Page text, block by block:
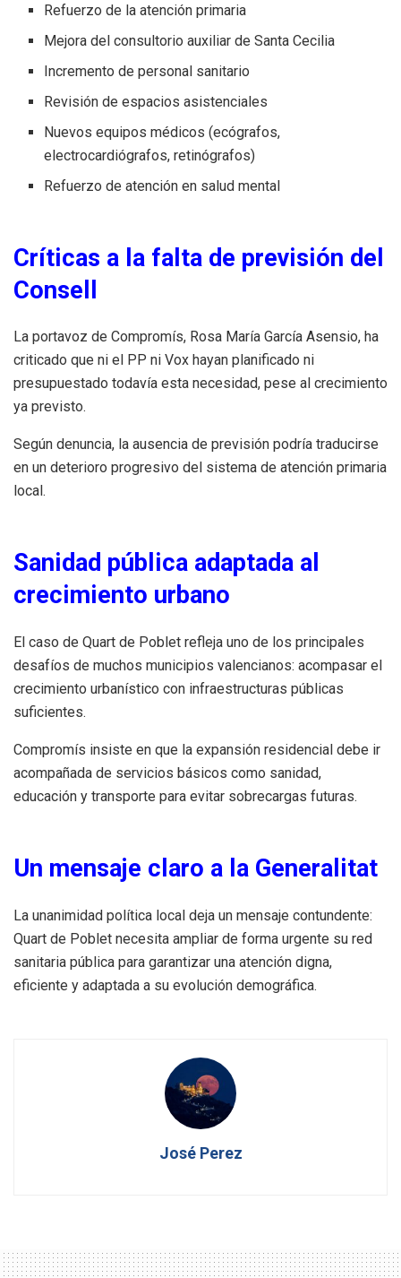
Refuerzo de la atención primaria
Mejora del consultorio auxiliar de Santa Cecilia
Incremento de personal sanitario
Revisión de espacios asistenciales
Nuevos equipos médicos (ecógrafos,
electrocardiógrafos, retinógrafos)
Refuerzo de atención en salud mental
Críticas a la falta de previsión del
Consell
La portavoz de Compromís, Rosa María García Asensio, ha
criticado que ni el PP ni Vox hayan planificado ni
presupuestado todavía esta necesidad, pese al crecimiento
ya previsto.
Según denuncia, la ausencia de previsión podría traducirse
en un deterioro progresivo del sistema de atención primaria
local.
Sanidad pública adaptada al
crecimiento urbano
El caso de Quart de Poblet refleja uno de los principales
desafíos de muchos municipios valencianos: acompasar el
crecimiento urbanístico con infraestructuras públicas
suficientes.
Compromís insiste en que la expansión residencial debe ir
acompañada de servicios básicos como sanidad,
educación y transporte para evitar sobrecargas futuras.
Un mensaje claro a la Generalitat
La unanimidad política local deja un mensaje contundente:
Quart de Poblet necesita ampliar de forma urgente su red
sanitaria pública para garantizar una atención digna,
eficiente y adaptada a su evolución demográfica.
José Perez